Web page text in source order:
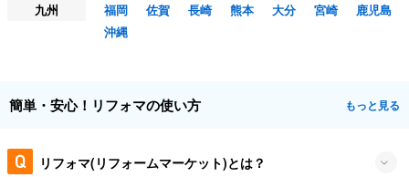
九州
福岡 佐賀 長崎 熊本 大分 宮崎
鹿児島
沖縄
簡単・安心！リフォマの使い方 もっと見る
リフォマ(リフォームマーケット)とは？